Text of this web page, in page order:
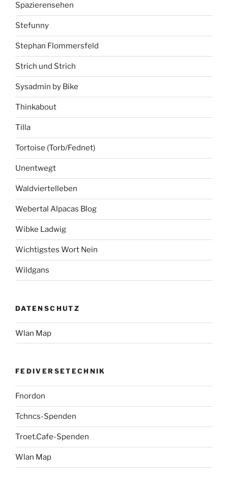
Spazierensehen
Stefunny
Stephan Flommersfeld
Strich und Strich
Sysadmin by Bike
Thinkabout
Tilla
Tortoise (Torb/Fednet)
Unentwegt
Waldviertelleben
Webertal Alpacas Blog
Wibke Ladwig
Wichtigstes Wort Nein
Wildgans
DATENSCHUTZ
Wlan Map
FEDIVERSETECHNIK
Fnordon
Tchncs-Spenden
Troet.Cafe-Spenden
Wlan Map